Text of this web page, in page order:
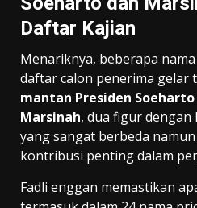
Daftar Kajian
Menariknya, beberapa
daftar calon penerima gelar
mantan Presiden Soeharto
Marsinah, dua figur
yang sangat berbeda
kontribusi penting dalam
Fadli enggan memastikan